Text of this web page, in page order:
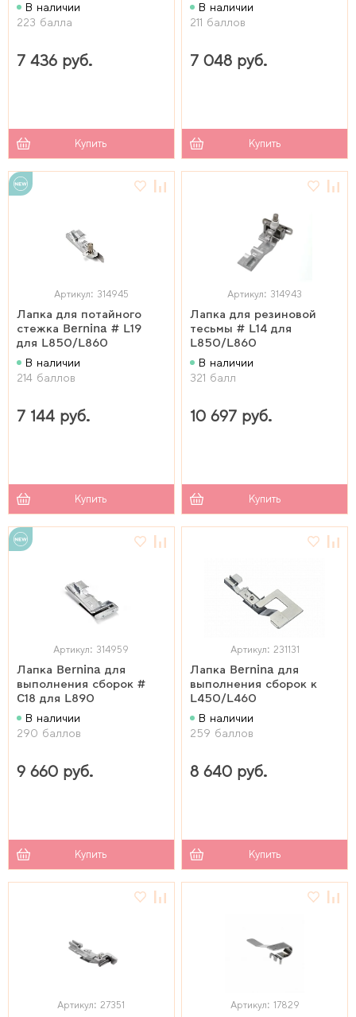
В наличии
223 балла
7 436 руб.
Купить
В наличии
211 баллов
7 048 руб.
Купить
Артикул: 314945
Лапка для потайного
стежка Bernina # L19
для L850/L860
В наличии
214 баллов
7 144 руб.
Купить
Артикул: 314943
Лапка для резиновой
тесьмы # L14 для
L850/L860
В наличии
321 балл
10 697 руб.
Купить
Артикул: 314959
Лапка Bernina для
выполнения сборок #
C18 для L890
В наличии
290 баллов
9 660 руб.
Купить
Артикул: 231131
Лапка Bernina для
выполнения сборок к
L450/L460
В наличии
259 баллов
8 640 руб.
Купить
Артикул: 27351 Артикул: 17829